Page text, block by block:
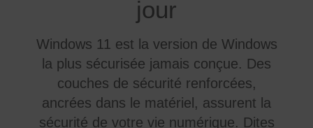
jour
Windows 11 est la version de Windows
la plus sécurisée jamais conçue. Des
couches de sécurité renforcées,
ancrées dans le matériel, assurent la
sécurité de votre vie numérique. Dites